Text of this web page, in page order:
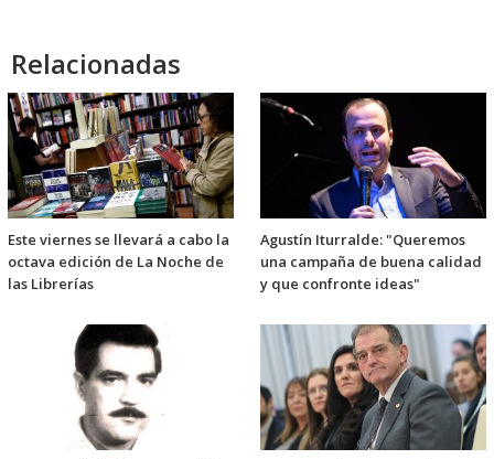
Relacionadas
Este viernes se llevará a cabo la
octava edición de La Noche de
las Librerías
Agustín Iturralde: "Queremos
una campaña de buena calidad
y que confronte ideas"